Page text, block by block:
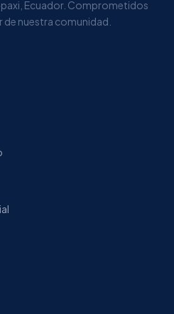
Ecuador. Comprometidos
nuestra comunidad.